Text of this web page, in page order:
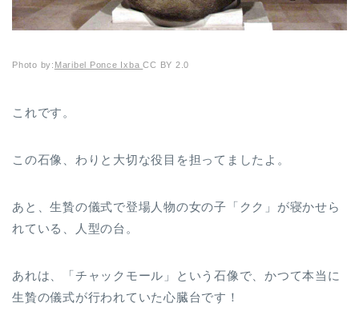
Photo by: Maribel Ponce IxbaCC BY 2.0
これです。
この石像、わりと大切な役目を担ってましたよ。
あと、生贄の儀式で登場人物の女の子「クク」が寝かせら
れている、人型の台。
あれは、「チャックモール」という石像で、かつて本当に
生贄の儀式が行われていた心臓台です！